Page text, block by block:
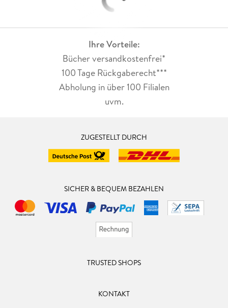
Ihre Vorteile:
Bücher versandkostenfrei*
100 Tage Rückgaberecht***
Abholung in über 100 Filialen
uvm.
ZUGESTELLT DURCH
SICHER & BEQUEM BEZAHLEN
TRUSTED SHOPS
KONTAKT